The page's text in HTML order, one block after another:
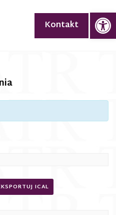
Kontakt
ICAL